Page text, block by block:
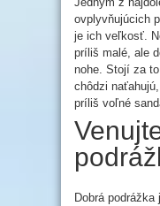
ovplyvňujúcich
je ich veľkosť.
príliš malé, ale
nohe. Stojí za
chôdzi
príliš voľné
Dobrá